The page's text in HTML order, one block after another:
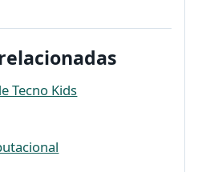
Tecno Kids